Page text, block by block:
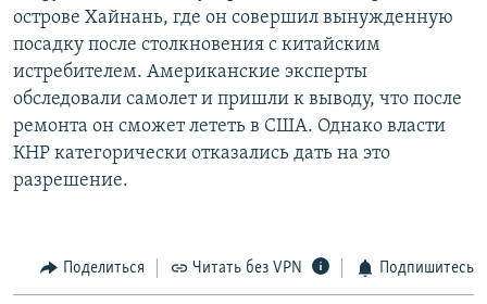
Все сайты РСЕ/РС
острове Хайнань, где он совершил вынужденную
посадку после столкновения с китайским
истребителем. Американские эксперты
обследовали самолет и пришли к выводу, что после
ремонта он сможет лететь в США. Однако власти
КНР категорически отказались дать на это
разрешение.
Поделиться Читать без VPN Подпишитесь